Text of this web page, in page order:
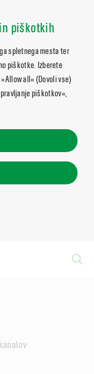
piškotkih
spletnega mesta ter
piškotke. Izberete
all« (Dovoli vse)
piškotkov«,